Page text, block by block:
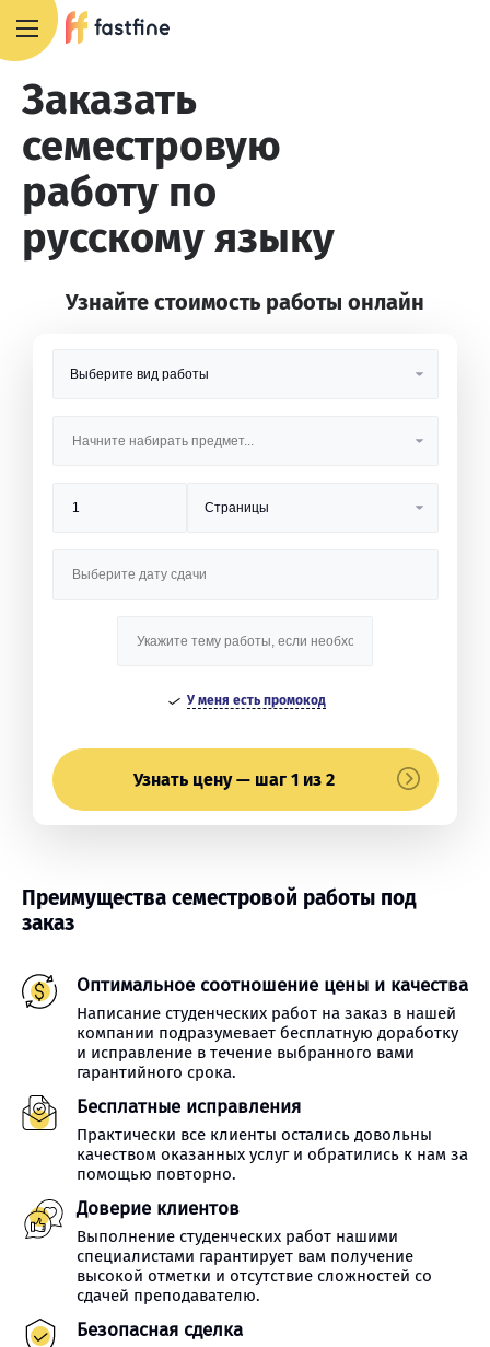
Заказать
семестровую
работу по
русскому языку
Узнайте стоимость работы онлайн
У меня есть промокод
Узнать цену — шаг 1 из 2
Преимущества семестровой работы под
заказ
Оптимальное соотношение цены и качества
Написание студенческих работ на заказ в нашей
компании подразумевает бесплатную доработку
и исправление в течение выбранного вами
гарантийного срока.
Бесплатные исправления
Практически все клиенты остались довольны
качеством оказанных услуг и обратились к нам за
помощью повторно.
Доверие клиентов
Выполнение студенческих работ нашими
специалистами гарантирует вам получение
высокой отметки и отсутствие сложностей со
сдачей преподавателю.
Безопасная сделка